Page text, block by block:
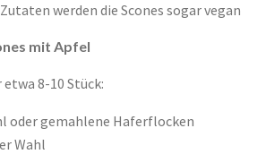
mit Apfel
8-10 Stück:
oder gemahlene Haferflocken
Wahl